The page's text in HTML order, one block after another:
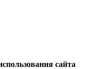
сайта